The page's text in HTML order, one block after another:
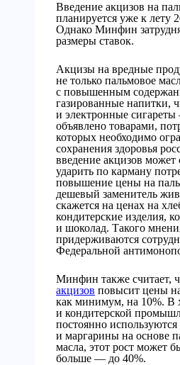
Введение акцизов на
планируется уже к лету
Однако Минфин
размеры ставок.
Акцизы на вредные
не только пальмовое
с повышенным
газированные напитки,
и электронные
объявлено товарами,
которых необходимо
сохранения здоровья
введение акцизов может
ударить по карману
повышение цены на
дешевый заменитель
скажется на ценах на
кондитерские изделия,
и шоколад. Такого
придерживаются
Федеральной
Минфин также считает,
акцизов повысит цены
как минимум, на 10%. В
и кондитерской
постоянно используются
и маргарины на основе
масла, этот рост может
больше — до 40%.